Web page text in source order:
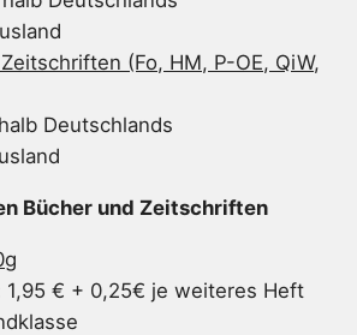
(Fo, HM, P-OE, QiW,
Deutschlands
Bücher und Zeitschriften
1,95 € + 0,25€ je weiteres Heft